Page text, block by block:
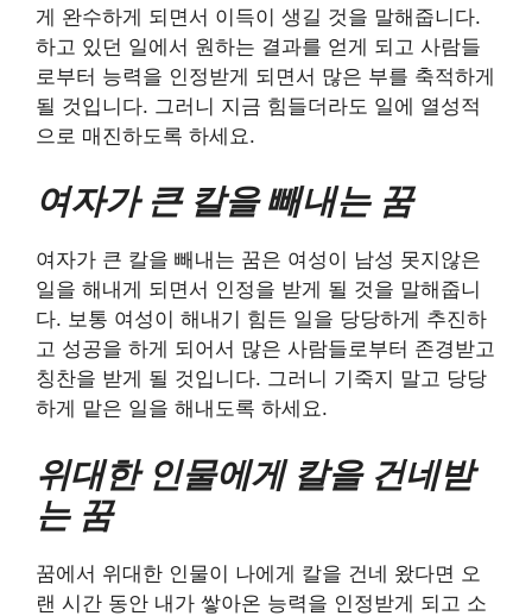
게 완수하게 되면서 이득이 생길 것을 말해줍니다.
하고 있던 일에서 원하는 결과를 얻게 되고 사람들
로부터 능력을 인정받게 되면서 많은 부를 축적하게
될 것입니다. 그러니 지금 힘들더라도 일에 열성적
으로 매진하도록 하세요.
여자가 큰 칼을 빼내는 꿈
여자가 큰 칼을 빼내는 꿈은 여성이 남성 못지않은
일을 해내게 되면서 인정을 받게 될 것을 말해줍니
다. 보통 여성이 해내기 힘든 일을 당당하게 추진하
고 성공을 하게 되어서 많은 사람들로부터 존경받고
칭찬을 받게 될 것입니다. 그러니 기죽지 말고 당당
하게 맡은 일을 해내도록 하세요.
위대한 인물에게 칼을 건네받
는 꿈
꿈에서 위대한 인물이 나에게 칼을 건네 왔다면 오
랜 시간 동안 내가 쌓아온 능력을 인정받게 되고 소